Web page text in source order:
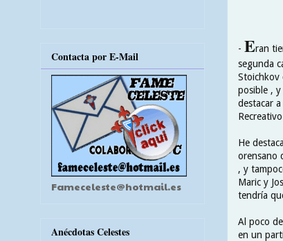
- Eran
segunda
Stoichkov
posible ,
destacar
He
orensano
, y
Maric y
tendría
Al poco
en un
Contacta por E-Mail
Fameceleste@hotmail.es
Anécdotas Celestes